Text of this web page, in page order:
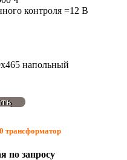
контроля =12 В
напольный
трансформатор
по запросу